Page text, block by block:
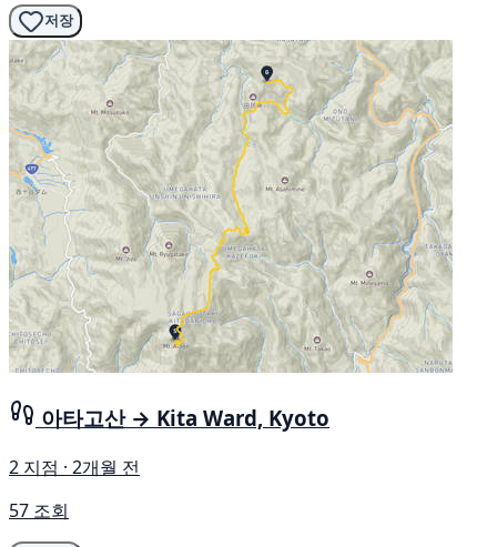
저장
아타고산 → Kita Ward, Kyoto
2 지점 · 2개월 전
57 조회